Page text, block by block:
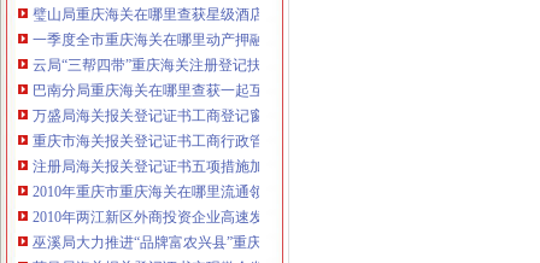
一季度全市重庆海关在哪里动产押融资增幅明显
云局“三帮四带”重庆海关注册登记扶持微型企业做大盘
巴南分局重庆海关在哪里查获一起互联网销售冒名表案
万盛局海关报关登记证书工商登记窗口服务企业助推发展成效显著
重庆市海关报关登记证书工商行政管理局2010年度信息公开工作报告
注册局海关报关登记证书五项措施加窗口作风建设
2010年重庆市重庆海关在哪里流通领域羽绒服装质量监测况
2010年两江新区外商投资企业高速发展
巫溪局大力推进“品牌富农兴县”重庆海关在哪里战略
荣昌局海关报关登记证书实现微企发展开门红